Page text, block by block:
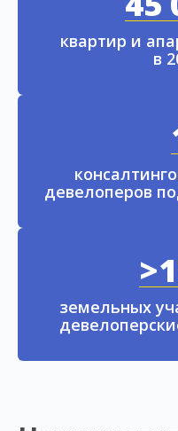
квартир и
в
девелоперов
земельных